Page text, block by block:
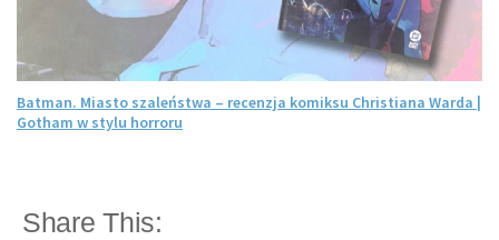
Batman. Miasto szaleństwa – recenzja komiksu Christiana Warda |
Gotham w stylu horroru
Share This: